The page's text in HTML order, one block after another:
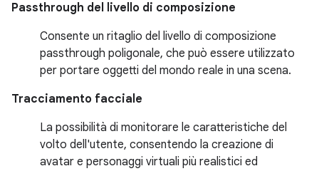
Passthrough del livello di composizione
Consente un ritaglio del livello di composizione
passthrough poligonale, che può essere utilizzato
per portare oggetti del mondo reale in una scena.
Tracciamento facciale
La possibilità di monitorare le caratteristiche del
volto dell'utente, consentendo la creazione di
avatar e personaggi virtuali più realistici ed